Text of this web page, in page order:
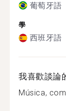
葡萄牙語
學
西班牙語
我喜歡談論
Música,